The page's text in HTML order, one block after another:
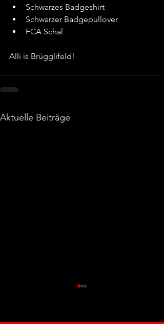
Schwarzes Badgeshirt
Schwarzer Badgepullover
FCA Schal
Alli is Brügglifeld!
Aktuelle Beiträge